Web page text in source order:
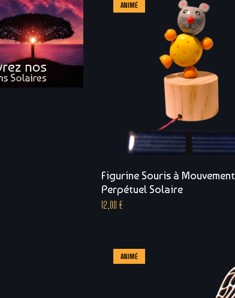
ANIMÉ
Figurine Souris à Mouvement
Perpétuel Solaire
12,00 €
ANIMÉ